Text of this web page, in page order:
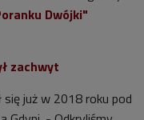
Dwójki"
zachwyt
się już w 2018 roku pod